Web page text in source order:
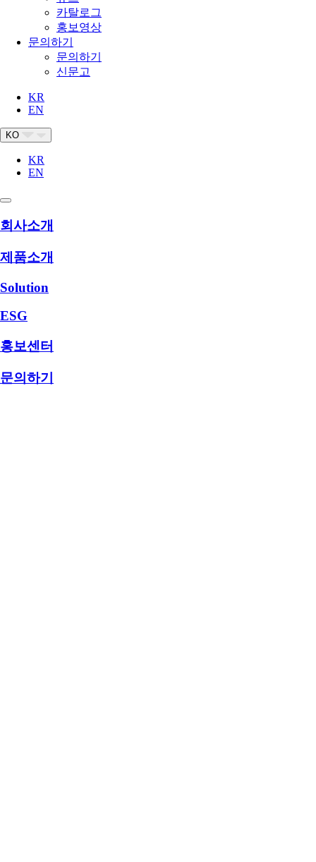
카탈로그
홍보영상
문의하기
문의하기
신문고
KR
EN
KO
KR
EN
회사소개
제품소개
Solution
ESG
홍보센터
문의하기